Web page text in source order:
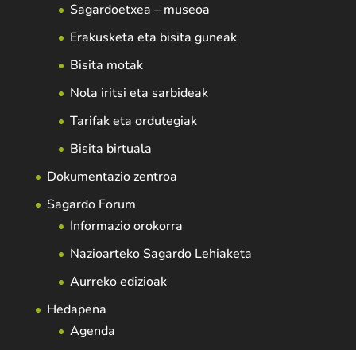
Sagardoetxea – museoa
Erakusketa eta bisita guneak
Bisita motak
Nola iritsi eta sarbideak
Tarifak eta ordutegiak
Bisita birtuala
Dokumentazio zentroa
Sagardo Forum
Informazio orokorra
Nazioarteko Sagardo Lehiaketa
Aurreko edizioak
Hedapena
Agenda